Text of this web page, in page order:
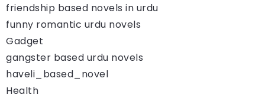
friendship based novels in urdu
funny romantic urdu novels
Gadget
gangster based urdu novels
haveli_based_novel
Health